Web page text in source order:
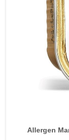
Allergen